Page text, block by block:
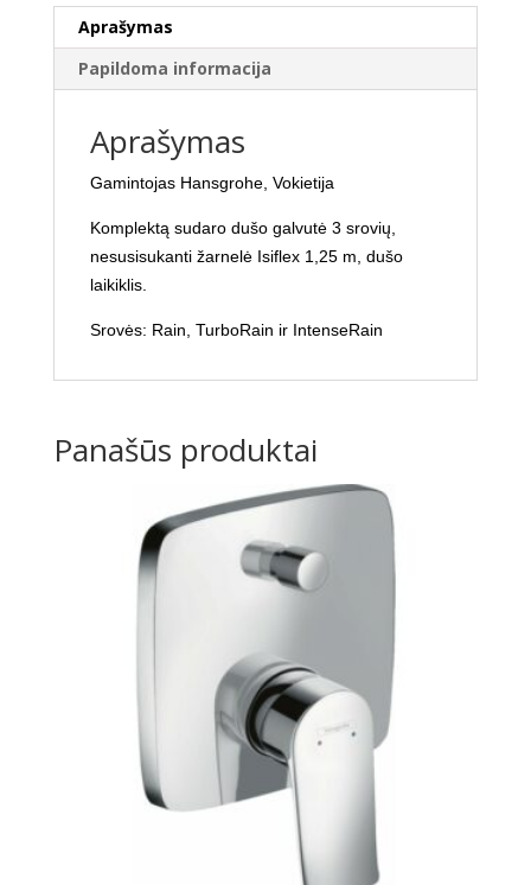
28091400
Aprašymas
Papildoma informacija
Aprašymas
Gamintojas Hansgrohe, Vokietija
Komplektą sudaro dušo galvutė 3 srovių,
nesusisukanti žarnelė Isiflex 1,25 m, dušo
laikiklis.
Srovės: Rain, TurboRain ir IntenseRain
Panašūs produktai